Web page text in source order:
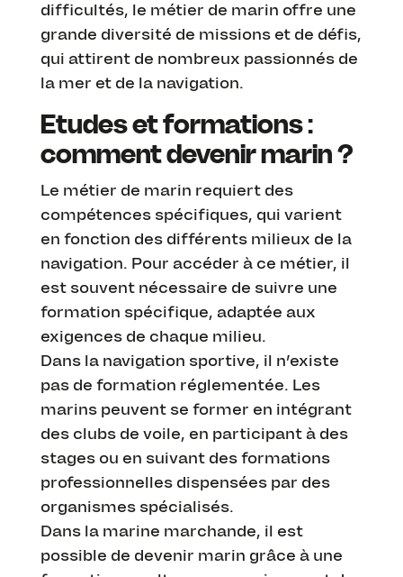
difficultés, le métier de marin offre une
grande diversité de missions et de défis,
qui attirent de nombreux passionnés de
la mer et de la navigation.
Etudes et formations :
comment devenir marin ?
Le métier de marin requiert des
compétences spécifiques, qui varient
en fonction des différents milieux de la
navigation. Pour accéder à ce métier, il
est souvent nécessaire de suivre une
formation spécifique, adaptée aux
exigences de chaque milieu.
Dans la navigation sportive, il n’existe
pas de formation réglementée. Les
marins peuvent se former en intégrant
des clubs de voile, en participant à des
stages ou en suivant des formations
professionnelles dispensées par des
organismes spécialisés.
Dans la marine marchande, il est
possible de devenir marin grâce à une